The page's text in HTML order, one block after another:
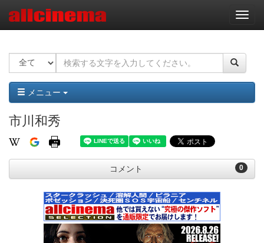
ナ
ビ
ー
ョ
ン
メニュー
市川和秀
0
コメント